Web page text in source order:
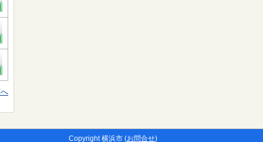
Copyright 横浜市 (お問合せ)